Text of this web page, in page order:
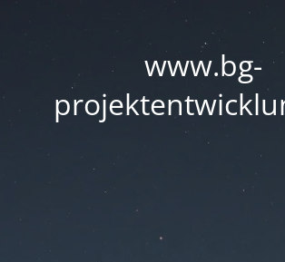
www.bg-